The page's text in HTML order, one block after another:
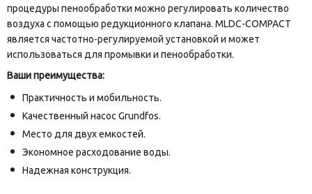
процедуры пенообработки можно регулировать количество
воздуха с помощью редукционного клапана. MLDC-COMPACT
является частотно-регулируемой установкой и может
использоваться для промывки и пенообработки.
Ваши преимущества:
Практичность и мобильность.
Качественный насос Grundfos.
Место для двух емкостей.
Экономное расходование воды.
Надежная конструкция.